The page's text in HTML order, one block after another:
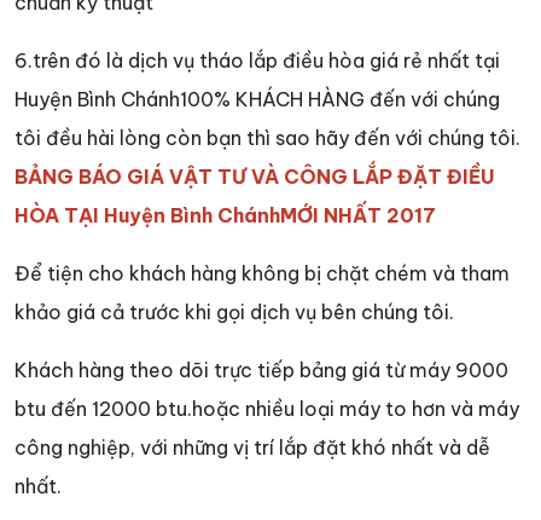
6.trên đó là dịch vụ tháo lắp điều hòa giá rẻ nhất tại
Huyện Bình Chánh100% KHÁCH HÀNG đến với chúng
tôi đều hài lòng còn bạn thì sao hãy đến với chúng tôi.
BẢNG BÁO GIÁ VẬT TƯ VÀ CÔNG LẮP ĐẶT ĐIỀU
HÒA TẠI Huyện Bình ChánhMỚI NHẤT 2017
Để tiện cho khách hàng không bị chặt chém và tham
khảo giá cả trước khi gọi dịch vụ bên chúng tôi.
Khách hàng theo dõi trực tiếp bảng giá từ máy 9000
btu đến 12000 btu.hoặc nhiều loại máy to hơn và máy
công nghiệp, với những vị trí lắp đặt khó nhất và dễ
nhất.